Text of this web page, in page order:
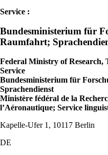
Service :
Bundesministerium für
Raumfahrt;
Federal Ministry of Research,
Service
Bundesministerium für
Sprachendienst
Ministère fédéral de la
l’Aéronautique; Service
Kapelle-Ufer 1, 10117 Berlin
DE